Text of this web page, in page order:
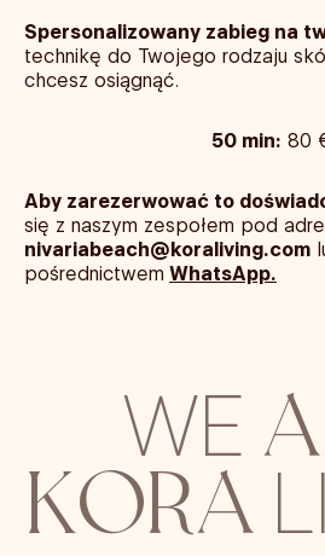
Spersonalizowany zabieg na
technikę do Twojego rodzaju
chcesz osiągnąć.
50 min: 80
Aby zarezerwować to
się z naszym zespołem pod
nivariabeach@koraliving.com
pośrednictwem WhatsApp.
WE
KORA